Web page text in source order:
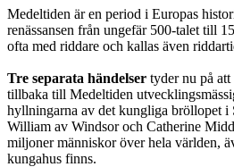
Medeltiden är en period i Europas
renässansen från ungefär 500-talet till
ofta med riddare och kallas även
Tre separata händelser tyder nu på
tillbaka till Medeltiden
hyllningarna av det kungliga bröllopet i
William av Windsor och Catherine
miljoner människor över hela världen,
kungahus finns.